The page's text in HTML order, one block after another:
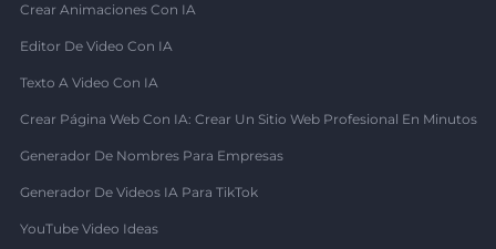
Crear Animaciones Con IA
Editor De Video Con IA
Texto A Video Con IA
Crear Página Web Con IA: Crear Un Sitio Web Profesional En Minutos
Generador De Nombres Para Empresas
Generador De Videos IA Para TikTok
YouTube Video Ideas